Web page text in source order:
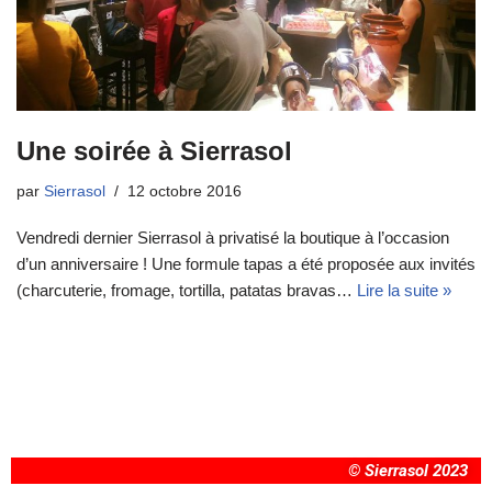
Une soirée à Sierrasol
par Sierrasol 12 octobre 2016
Vendredi dernier Sierrasol à privatisé la boutique à l’occasion
d’un anniversaire ! Une formule tapas a été proposée aux invités
(charcuterie, fromage, tortilla, patatas bravas… Lire la suite »
© Sierrasol 2023